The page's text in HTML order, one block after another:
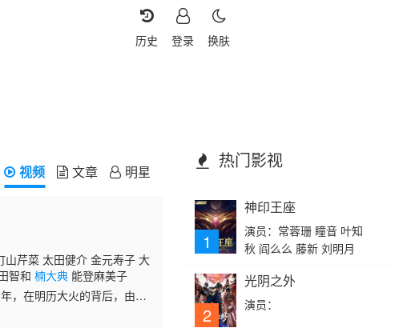
换肤
登录
历史
视频 文章 明星
芹菜 太田健介 金元寿子 大
智和楠大典 能登麻美子
，在明历大火的背后，由幕
者与极道的宿怨，至今仍
热门影视
1
神印王座
演员：常蓉珊 瞳音 叶知
秋 阎么么 藤新 刘明月
2
光阴之外
演员：